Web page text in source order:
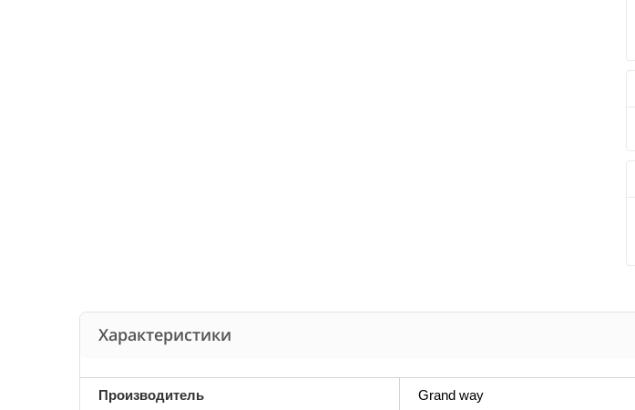
Характеристики
Производитель Grand way